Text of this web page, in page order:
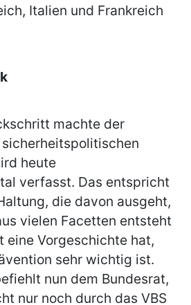
Italien und Frankreich
machte der
heute
verfasst. Das entspricht
die davon ausgeht,
vielen Facetten entsteht
eine Vorgeschichte hat,
sehr wichtig ist.
nun dem Bundesrat,
nur noch durch das VBS